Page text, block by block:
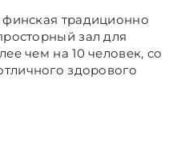
традиционно
зал для
чем на 10 человек, со
здорового